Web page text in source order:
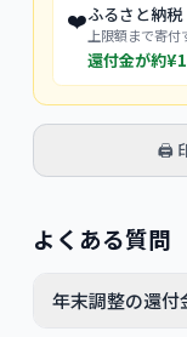
❤️ふるさと納税
上限額まで寄付
還付金が約¥
🖨️
よくある質問
年末調整の還付